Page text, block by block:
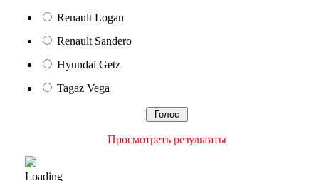
Renault Logan
Renault Sandero
Hyundai Getz
Tagaz Vega
Просмотреть результаты